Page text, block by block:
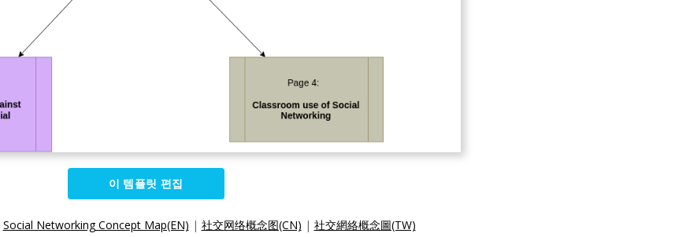
이 템플릿 편집
Social Networking Concept Map(EN) | 社交网络概念图(CN) | 社交網絡概念圖(TW)